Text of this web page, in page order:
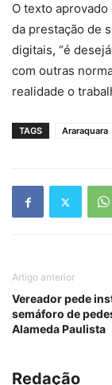
O texto
da prestação de
digitais, “é
com outras
realidade o
TAGS Araraquara
Artigo anterior
Vereador pede
semáforo de
Alameda Paulista
Redação